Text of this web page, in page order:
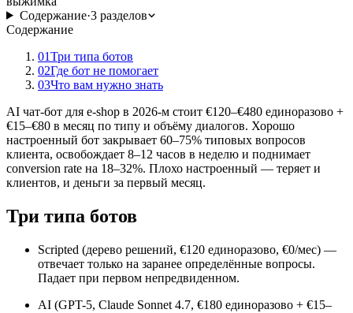
Содержание·3 разделов
Содержание
01Три типа ботов
02Где бот не помогает
03Что вам нужно знать
AI чат-бот для e-shop в 2026-м стоит €120–€480 единоразово +
€15–€80 в месяц по типу и объёму диалогов. Хорошо
настроенный бот закрывает 60–75% типовых вопросов
клиента, освобождает 8–12 часов в неделю и поднимает
conversion rate на 18–32%. Плохо настроенный — теряет и
клиентов, и деньги за первый месяц.
Три типа ботов
Scripted (дерево решений, €120 единоразово, €0/мес) —
отвечает только на заранее определённые вопросы.
Падает при первом непредвиденном.
AI (GPT-5, Claude Sonnet 4.7, €180 единоразово + €15–